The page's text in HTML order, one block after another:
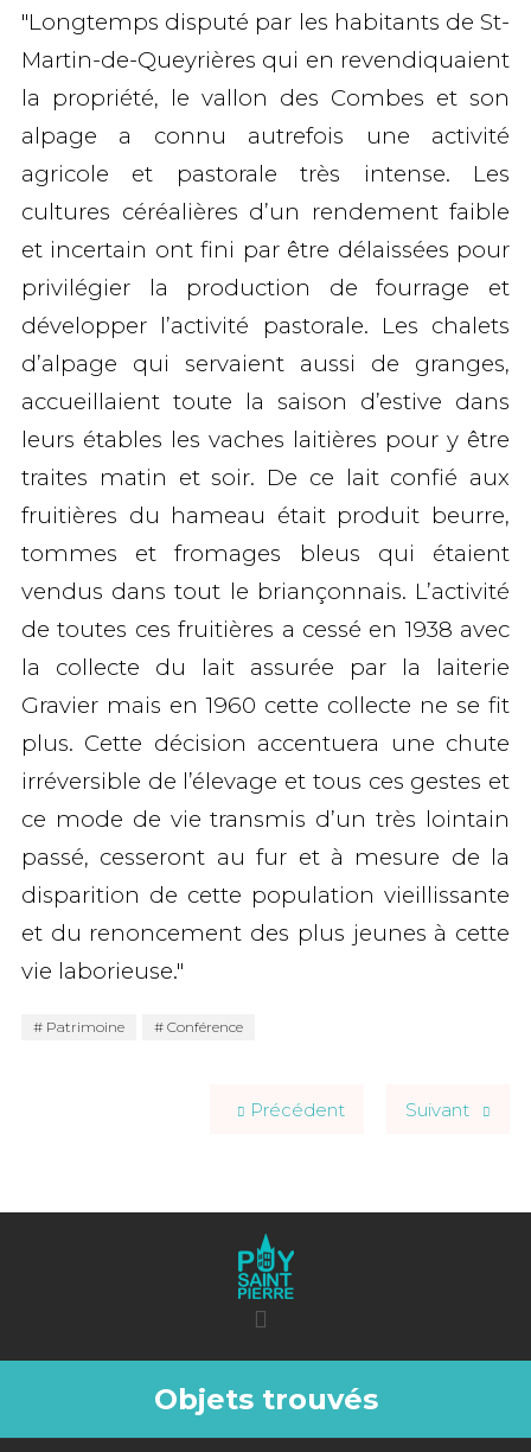
"Longtemps disputé par les habitants de St-
Martin-de-Queyrières qui en revendiquaient
la propriété, le vallon des Combes et son
alpage a connu autrefois une activité
agricole et pastorale très intense. Les
cultures céréalières d’un rendement faible
et incertain ont fini par être délaissées pour
privilégier la production de fourrage et
développer l’activité pastorale. Les chalets
d’alpage qui servaient aussi de granges,
accueillaient toute la saison d’estive dans
leurs étables les vaches laitières pour y être
traites matin et soir. De ce lait confié aux
fruitières du hameau était produit beurre,
tommes et fromages bleus qui étaient
vendus dans tout le briançonnais. L’activité
de toutes ces fruitières a cessé en 1938 avec
la collecte du lait assurée par la laiterie
Gravier mais en 1960 cette collecte ne se fit
plus. Cette décision accentuera une chute
irréversible de l’élevage et tous ces gestes et
ce mode de vie transmis d’un très lointain
passé, cesseront au fur et à mesure de la
disparition de cette population vieillissante
et du renoncement des plus jeunes à cette
vie laborieuse."
Patrimoine Conférence
Précédent Suivant
Objets trouvés